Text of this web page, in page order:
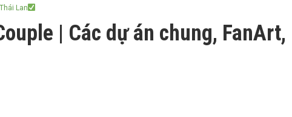
Lan
| Các dự án chung, FanArt,